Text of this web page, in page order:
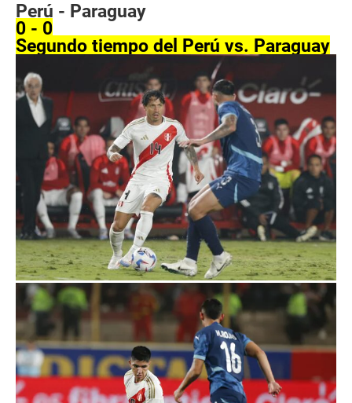
Perú - Paraguay
0 - 0
Segundo tiempo del Perú vs. Paraguay